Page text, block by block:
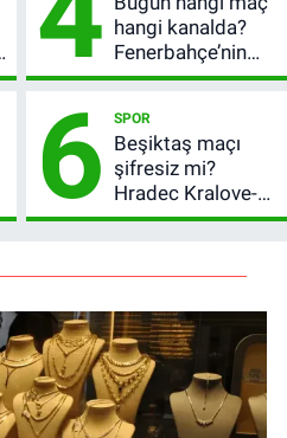
hangi kanalda?
Fenerbahçe’nin
Avrupa sınavı
yayınlanacak
6 SPOR
Beşiktaş maçı
şifresiz mi?
Hradec Kralove-
Beşiktaş hangi